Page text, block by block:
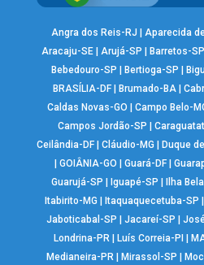
Angra dos Reis-RJ Aparecida
Aracaju-SE |Arujá-SP Barretos-SP
Bebedouro-SP
Bertioga-SP
BRASÍLIA-DF| Brumado-BA|
Caldas Novas-GO
|Campo Belo-
Campos Jordão-SP
Ceilândia-DF| Cláudio-MG Duque
GOIÂNIA-GO Guará-DF|
Guarujá-SP
Iguapé-SP Ilha
Itabirito-MG
Itaquaquecetuba-SP
Jaboticabal-SP
Jacareí-SP
Londrina-PR| Luís Correia-PI
Medianeira-PR
Mirassol-SP